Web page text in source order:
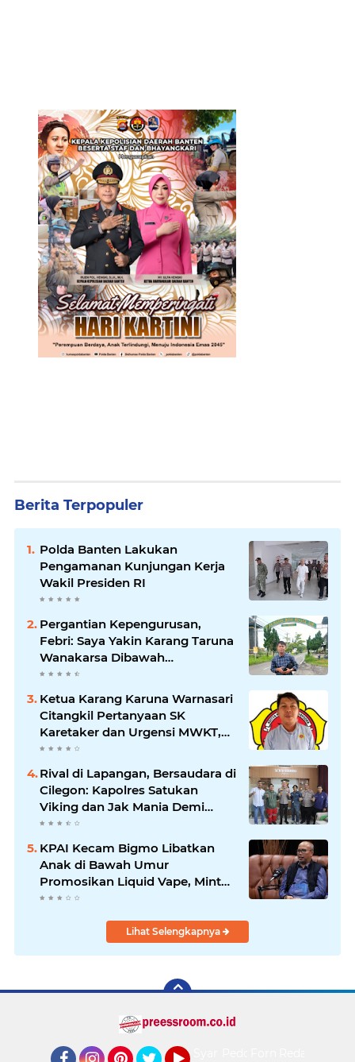
Berita Terpopuler
Polda Banten Lakukan
Pengamanan Kunjungan Kerja
Wakil Presiden RI
Pergantian Kepengurusan,
Febri: Saya Yakin Karang Taruna
Wanakarsa Dibawah
Kepemimpinan Bung Entus
Ketua Karang Karuna Warnasari
Citangkil Pertanyaan SK
Karetaker dan Urgensi MWKT,
Saat Suasana Berduka
Rival di Lapangan, Bersaudara di
Cilegon: Kapolres Satukan
Viking dan Jak Mania Demi
Nobar Damai Piala Presiden
KPAI Kecam Bigmo Libatkan
Anak di Bawah Umur
Promosikan Liquid Vape, Minta
Aparat Bertindak Tegas
Lihat Selengkapnya